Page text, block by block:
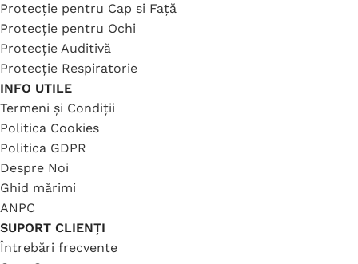
Protecție pentru Cap si Față
Protecție pentru Ochi
Protecție Auditivă
Protecție Respiratorie
INFO UTILE
Termeni și Condiții
Politica Cookies
Politica GDPR
Despre Noi
Ghid mărimi
ANPC
SUPORT CLIENȚI
Întrebări frecvente